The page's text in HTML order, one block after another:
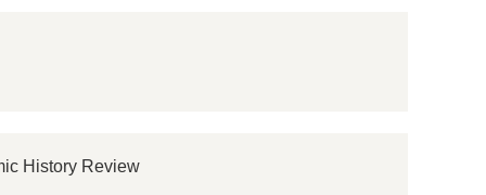
History Review